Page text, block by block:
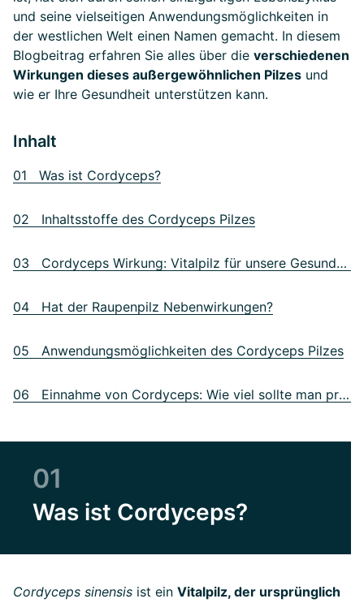
und seine vielseitigen Anwendungsmöglichkeiten in
der westlichen Welt einen Namen gemacht. In diesem
Blogbeitrag erfahren Sie alles über die verschiedenen
Wirkungen dieses außergewöhnlichen Pilzes und
wie er Ihre Gesundheit unterstützen kann.
Inhalt
01 Was ist Cordyceps?
02 Inhaltsstoffe des Cordyceps Pilzes
03 Cordyceps Wirkung: Vitalpilz für unsere Gesundheit
04 Hat der Raupenpilz Nebenwirkungen?
05 Anwendungsmöglichkeiten des Cordyceps Pilzes
06 Einnahme von Cordyceps: Wie viel sollte man pro Tag einnehmen?
01
Was ist Cordyceps?
Cordyceps sinensis ist ein Vitalpilz, der ursprünglich